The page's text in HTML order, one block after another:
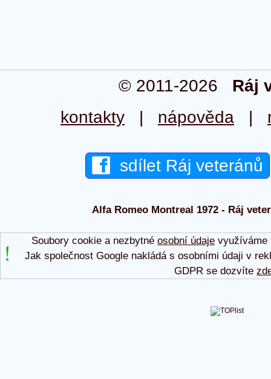
© 2011-2026 Ráj
kontakty | nápověda |
sdílet Ráj veteránů
Alfa Romeo Montreal 1972 - Ráj
Soubory cookie a nezbytné osobní údajevyužíváme
Jak společnost Google nakládá s osobními údaji v
GDPR se dozvíte